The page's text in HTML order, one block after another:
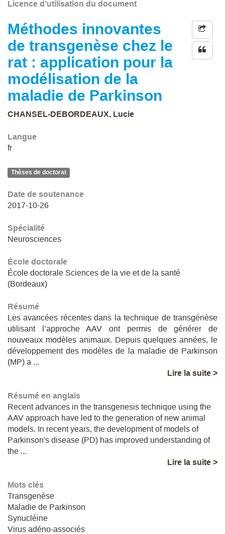
Licence d’utilisation du document
Méthodes innovantes
de transgenèse chez le
rat : application pour la
modélisation de la
maladie de Parkinson
CHANSEL-DEBORDEAUX, Lucie
Langue
fr
Thèses de doctorat
Date de soutenance
2017-10-26
Spécialité
Neurosciences
École doctorale
École doctorale Sciences de la vie et de la santé
(Bordeaux)
Résumé
Les avancées récentes dans la technique de transgénèse
utilisant l’approche AAV ont permis de générer de
nouveaux modèles animaux. Depuis quelques années, le
développement des modèles de la maladie de Parkinson
(MP) a ...
Lire la suite >
Résumé en anglais
Recent advances in the transgenesis technique using the
AAV approach have led to the generation of new animal
models. In recent years, the development of models of
Parkinson's disease (PD) has improved understanding of
the ...
Lire la suite >
Mots clés
Transgenèse
Maladie de Parkinson
Synucléine
Virus adéno-associés